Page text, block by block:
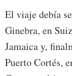
El viaje debía
Ginebra, en
Jamaica y,
Puerto Cortés,